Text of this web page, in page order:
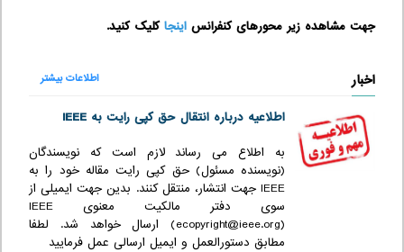
جهت مشاهده زیر محورهای کنفرانس اینجا کلیک کنید.
اخبار اطلاعات بیشتر
اطلاعیه درباره انتقال حق کپی رایت به IEEE
به اطلاع می رساند لازم است که نویسندگان
(نویسنده مسئول) حق کپی رایت مقاله خود را به
IEEE جهت انتشار، منتقل کنند. بدین جهت ایمیلی از
سوی دفتر مالکیت معنوی IEEE
(ecopyright@ieee.org) ارسال خواهد شد. لطفا
مطابق دستورالعمل و ایمیل ارسالی عمل فرمایید